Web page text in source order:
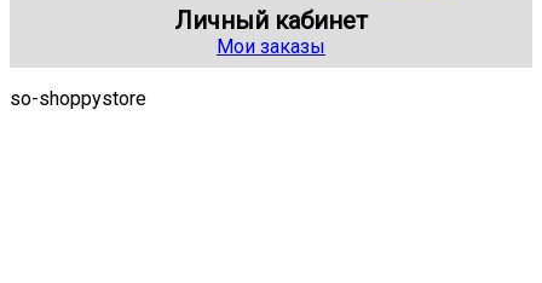
Личный кабинет
Мои заказы
so-shoppystore